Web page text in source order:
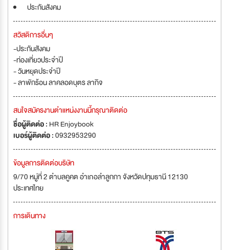
ประกันสังคม
สวัสดิการอื่นๆ
-ประกันสังคม
-ท่องเที่ยวประจำปี
- วันหยุดประจำปี
- ลาพักร้อน ลาคลอดบุตร ลากิจ
สนใจสมัครงานตำแหน่งงานนี้กรุณาติดต่อ
ชื่อผู้ติดต่อ : HR Enjoybook
เบอร์ผู้ติดต่อ :0932953290
ข้อมูลการติดต่อบริษัท
9/70 หมู่ที่ 2 ตำบลคูคต อำเภอลำลูกกา จังหวัดปทุมธานี 12130
ประเทศไทย
การเดินทาง